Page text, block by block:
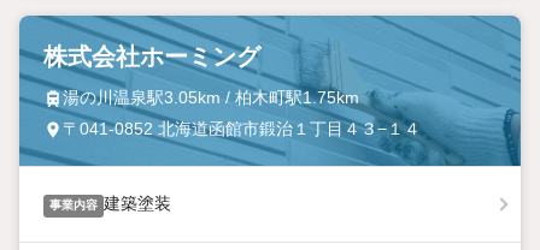
株式会社ホーミング
湯の川温泉駅3.05km / 柏木町駅1.75km
〒041-0852 北海道函館市鍛治１丁目４３−１４
事業内容 建築塗装